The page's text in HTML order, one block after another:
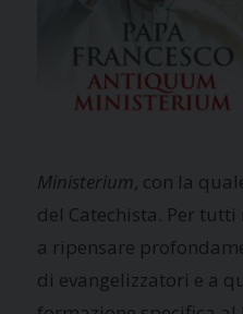
Ministerium, con la
del Catechista. Per
a ripensare
di evangelizzatori e a